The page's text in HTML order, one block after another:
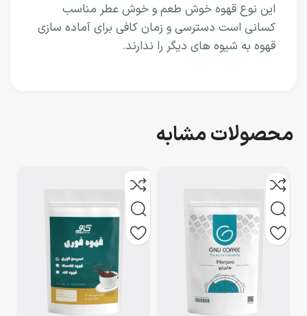
این نوع قهوه خوش طعم و خوش عطر مناسب
کسانی است دسترسی و زمان کافی برای آماده سازی
قهوه به شیوه های دیگر را ندارند.
محصولات مشابه
ناموجود